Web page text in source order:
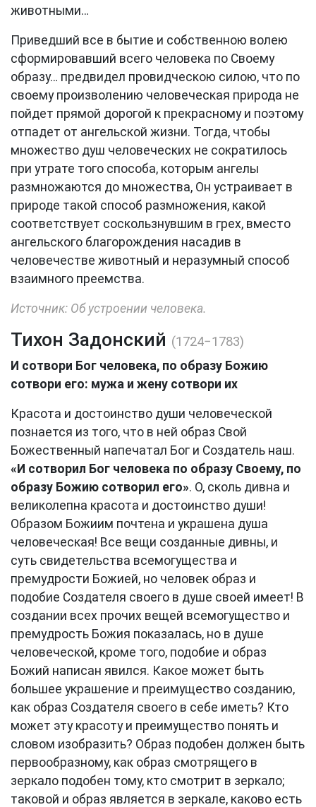
животными…
Приведший все в бытие и собственною волею
сформировавший всего человека по Своему
образу… предвидел провидческою силою, что по
своему произволению человеческая природа не
пойдет прямой дорогой к прекрасному и поэтому
отпадет от ангельской жизни. Тогда, чтобы
множество душ человеческих не сократилось
при утрате того способа, которым ангелы
размножаются до множества, Он устраивает в
природе такой способ размножения, какой
соответствует соскользнувшим в грех, вместо
ангельского благорождения насадив в
человечестве животный и неразумный способ
взаимного преемства.
Источник: Об устроении человека.
Тихон Задонский (1724−1783)
И сотвори Бог человека, по образу Божию
сотвори его: мужа и жену сотвори их
Красота и достоинство души человеческой
познается из того, что в ней образ Свой
Божественный напечатал Бог и Создатель наш.
«И сотворил Бог человека по образу Своему, по
образу Божию сотворил его». О, сколь дивна и
великолепна красота и достоинство души!
Образом Божиим почтена и украшена душа
человеческая! Все вещи созданные дивны, и
суть свидетельства всемогущества и
премудрости Божией, но человек образ и
подобие Создателя своего в душе своей имеет! В
создании всех прочих вещей всемогущество и
премудрость Божия показалась, но в душе
человеческой, кроме того, подобие и образ
Божий написан явился. Какое может быть
большее украшение и преимущество созданию,
как образ Создателя своего в себе иметь? Кто
может эту красоту и преимущество понять и
словом изобразить? Образ подобен должен быть
первообразному, как образ смотрящего в
зеркало подобен тому, кто смотрит в зеркало;
таковой и образ является в зеркале, каково есть